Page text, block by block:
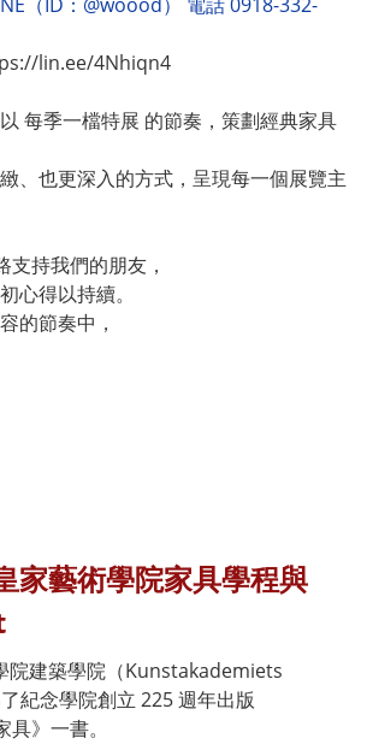
lin.ee/4Nhiqn4
每季一檔特展 的節奏，策劃經典家具
、也更深入的方式，呈現每一個展覽主
支持我們的朋友，
心得以持續。
的節奏中，
家藝術學院家具學程與
院建築學院（Kunstakademiets
紀念學院創立 225 週年出版
具》一書。